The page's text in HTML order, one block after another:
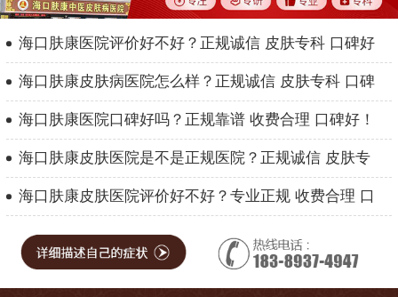
海口肤康医院评价好不好？正规诚信 皮肤专科 口碑好
海口肤康皮肤病医院怎么样？正规诚信 皮肤专科 口碑
海口肤康医院口碑好吗？正规靠谱 收费合理 口碑好！
海口肤康皮肤医院是不是正规医院？正规诚信 皮肤专
海口肤康皮肤医院评价好不好？专业正规 收费合理 口